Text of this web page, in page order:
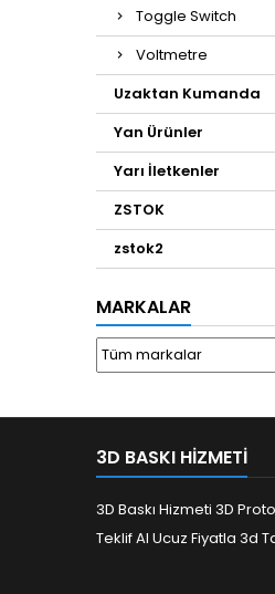
Toggle Switch
Voltmetre
Uzaktan Kumanda
Yan Ürünler
Yarı İletkenler
ZSTOK
zstok2
MARKALAR
3D BASKI HIZMETI
3D Baskı Hizmeti 3D
Teklif Al Ucuz Fiyatla 3d